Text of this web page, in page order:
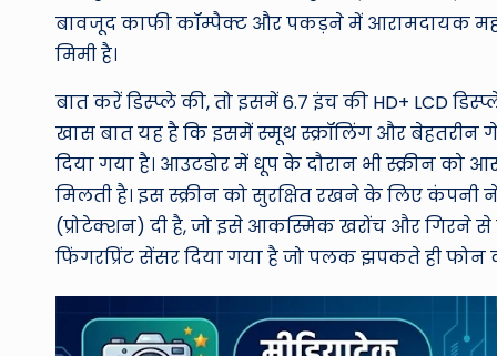
बावजूद काफी कॉम्पैक्ट और पकड़ने में आरामदायक
मिमी है।
बात करें डिस्प्ले की, तो इसमें 6.7 इंच की HD+ LCD
खास बात यह है कि इसमें स्मूथ स्क्रॉलिंग और बेहतरीन
दिया गया है। आउटडोर में धूप के दौरान भी स्क्रीन
मिलती है। इस स्क्रीन को सुरक्षित रखने के लिए कंपनी
(प्रोटेक्शन) दी है, जो इसे आकस्मिक खरोंच और गिरने से
फिंगरप्रिंट सेंसर दिया गया है जो पलक झपकते ही